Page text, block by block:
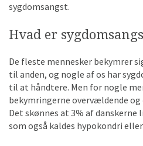
sygdomsangst.
Hvad er
De fleste mennesker bekymrer
til anden, og nogle af os har
til at håndtere. Men for nogle
bekymringerne overvældende og
Det skønnes at 3% af danskerne
som også kaldes hypokondri